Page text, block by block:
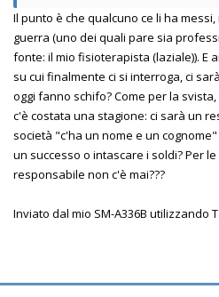
Il punto è che qualcuno ce li ha
guerra (uno dei quali pare sia
fonte: il mio fisioterapista (laziale)). E
su cui finalmente ci si interroga, ci
oggi fanno schifo? Come per la
c'è costata una stagione: ci sarà un
società "c'ha un nome e un
un successo o intascare i soldi? Per
responsabile non c'è mai???
Inviato dal mio SM-A336B utilizzando